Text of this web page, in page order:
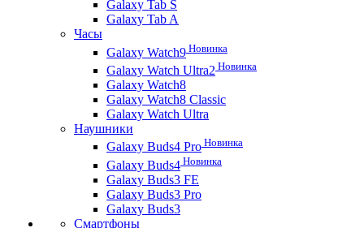
Galaxy Tab S
Galaxy Tab A
Часы
Galaxy Watch9 Новинка
Galaxy Watch Ultra2 Новинка
Galaxy Watch8
Galaxy Watch8 Classic
Galaxy Watch Ultra
Наушники
Galaxy Buds4 Pro Новинка
Galaxy Buds4 Новинка
Galaxy Buds3 FE
Galaxy Buds3 Pro
Galaxy Buds3
Смартфоны